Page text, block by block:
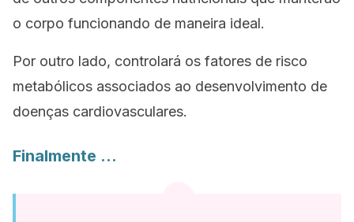
o corpo funcionando de maneira ideal.
Por outro lado, controlará os fatores de risco
metabólicos associados ao desenvolvimento de
doenças cardiovasculares.
Finalmente …